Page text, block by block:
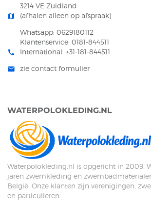
map
3214 VE Zuidland
(afhalen alleen op afspraak)
call
Whatsapp: 0629180112
Klantenservice: 0181-844511
International: +31-181-844511
mail zie contact formulier
WATERPOLOKLEDING.NL
Waterpolokleding.nl is opgericht in 2009.
jaren zwemkleding en
België. Onze klanten zijn verenigingen,
en particulieren.